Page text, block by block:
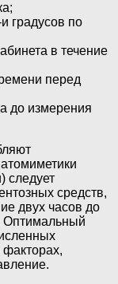
градусов по
в течение
перед
до измерения
следует
средств,
двух часов до
Оптимальный
факторах,